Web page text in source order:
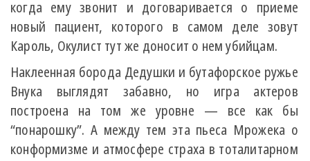
когда ему звонит и договаривается о приеме
новый пациент, которого в самом деле зовут
Кароль, Окулист тут же доносит о нем убийцам.
Наклеенная борода Дедушки и бутафорское ружье
Внука выглядят забавно, но игра актеров
построена на том же уровне — все как бы
“понарошку”. А между тем эта пьеса Мрожека о
конформизме и атмосфере страха в тоталитарном